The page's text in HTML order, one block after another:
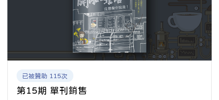
已被贊助 115次
第15期 單刊銷售